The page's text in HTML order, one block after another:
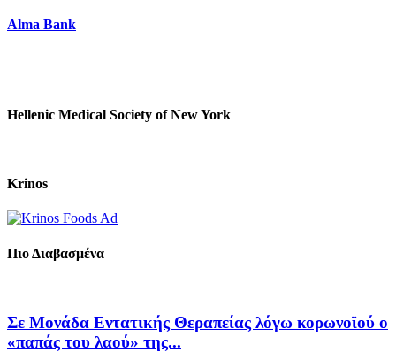
Alma Bank
Hellenic Medical Society of New York
Krinos
Πιο Διαβασμένα
Σε Μονάδα Εντατικής Θεραπείας λόγω κορωνοϊού ο
«παπάς του λαού» της...